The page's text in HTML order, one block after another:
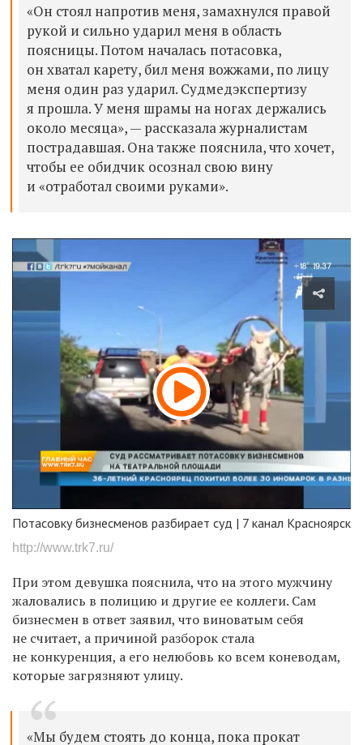
«Он стоял напротив меня, замахнулся правой
рукой и сильно ударил меня в область
поясницы. Потом началась потасовка,
он хватал карету, бил меня вожжами, по лицу
меня один раз ударил. Судмедэкспертизу
я прошла. У меня шрамы на ногах держались
около месяца», — рассказала журналистам
пострадавшая. Она также пояснила, что хочет,
чтобы ее обидчик осознал свою вину
и «отработал своими руками».
Потасовку бизнесменов разбирает суд | 7 канал Красноярск
http://www.trk7.ru/
При этом девушка пояснила, что на этого мужчину
жаловались в полицию и другие ее коллеги. Сам
бизнесмен в ответ заявил, что виноватым себя
не считает, а причиной разборок стала
не конкуренция, а его нелюбовь ко всем коневодам,
которые загрязняют улицу.
«Мы будем стоять до конца, пока прокат